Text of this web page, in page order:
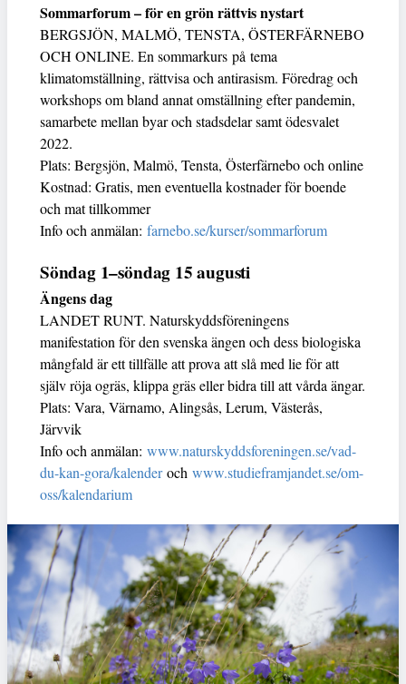
Sommarforum – för en grön rättvis nystart
BERGSJÖN, MALMÖ, TENSTA, ÖSTERFÄRNEBO
OCH ONLINE. En sommarkurs på tema
klimatomställning, rättvisa och antirasism. Föredrag och
workshops om bland annat omställning efter pandemin,
samarbete mellan byar och stadsdelar samt ödesvalet
2022.
Plats: Bergsjön, Malmö, Tensta, Österfärnebo och online
Kostnad: Gratis, men eventuella kostnader för boende
och mat tillkommer
Info och anmälan: farnebo.se/kurser/sommarforum
Söndag 1–söndag 15 augusti
Ängens dag
LANDET RUNT. Naturskyddsföreningens
manifestation för den svenska ängen och dess biologiska
mångfald är ett tillfälle att prova att slå med lie för att
själv röja ogräs, klippa gräs eller bidra till att vårda ängar.
Plats: Vara, Värnamo, Alingsås, Lerum, Västerås,
Järvvik
Info och anmälan: www.naturskyddsforeningen.se/vad-
du-kan-gora/kalenderoch www.studieframjandet.se/om-
oss/kalendarium